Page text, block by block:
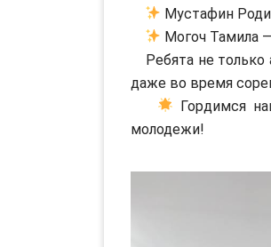
Мустафин
Могоч Тамила
Ребята не только
даже во время
Гордимся
молодежи!